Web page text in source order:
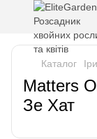
Каталог
Matters
Зе Хат